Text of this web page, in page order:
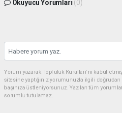
Okuyucu Yorumları (0)
Yorum yazarak Topluluk Kuralları’nı kabul
sitesine yaptığınız yorumunuzla ilgili
başınıza üstleniyorsunuz. Yazılan tüm
sorumlu tutulamaz.